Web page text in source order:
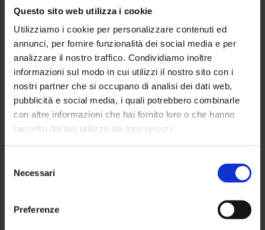
Questo sito web utilizza i cookie
Utilizziamo i cookie per personalizzare contenuti ed
annunci, per fornire funzionalità dei social media e per
analizzare il nostro traffico. Condividiamo inoltre
informazioni sul modo in cui utilizzi il nostro sito con i
nostri partner che si occupano di analisi dei dati web,
pubblicità e social media, i quali potrebbero combinarle
con altre informazioni che hai fornito loro o che hanno
raccolto dal tuo utilizzo dei loro servizi.
delNecessari
Preferenze